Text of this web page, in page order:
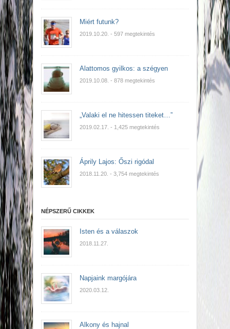
Miért futunk?
2019.10.20. - 597 megtekintés
Alattomos gyilkos: a szégyen
2019.10.08. - 878 megtekintés
„Valaki el ne hitessen titeket…”
2019.02.17. - 1,425 megtekintés
Áprily Lajos: Őszi rigódal
2018.11.20. - 3,754 megtekintés
NÉPSZERŰ CIKKEK
Isten és a válaszok
2018.11.27.
Napjaink margójára
2020.03.12.
Alkony és hajnal